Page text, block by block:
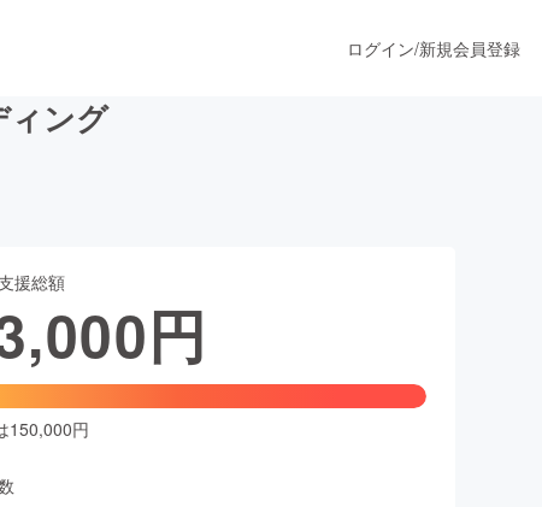
ファッション
ログイン/新規会員登録
ィング
援総額
円
150,000円